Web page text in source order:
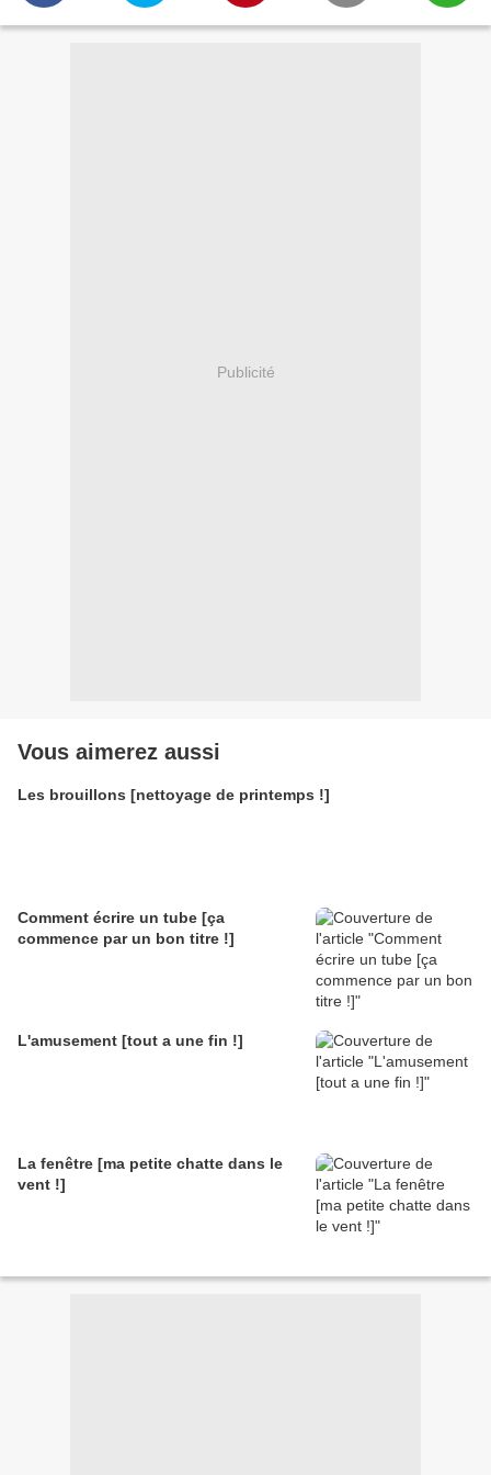
Publicité
Vous aimerez aussi
Les brouillons [nettoyage de printemps !]
Comment écrire un tube [ça
commence par un bon titre !]
L'amusement [tout a une fin !]
La fenêtre [ma petite chatte dans le
vent !]